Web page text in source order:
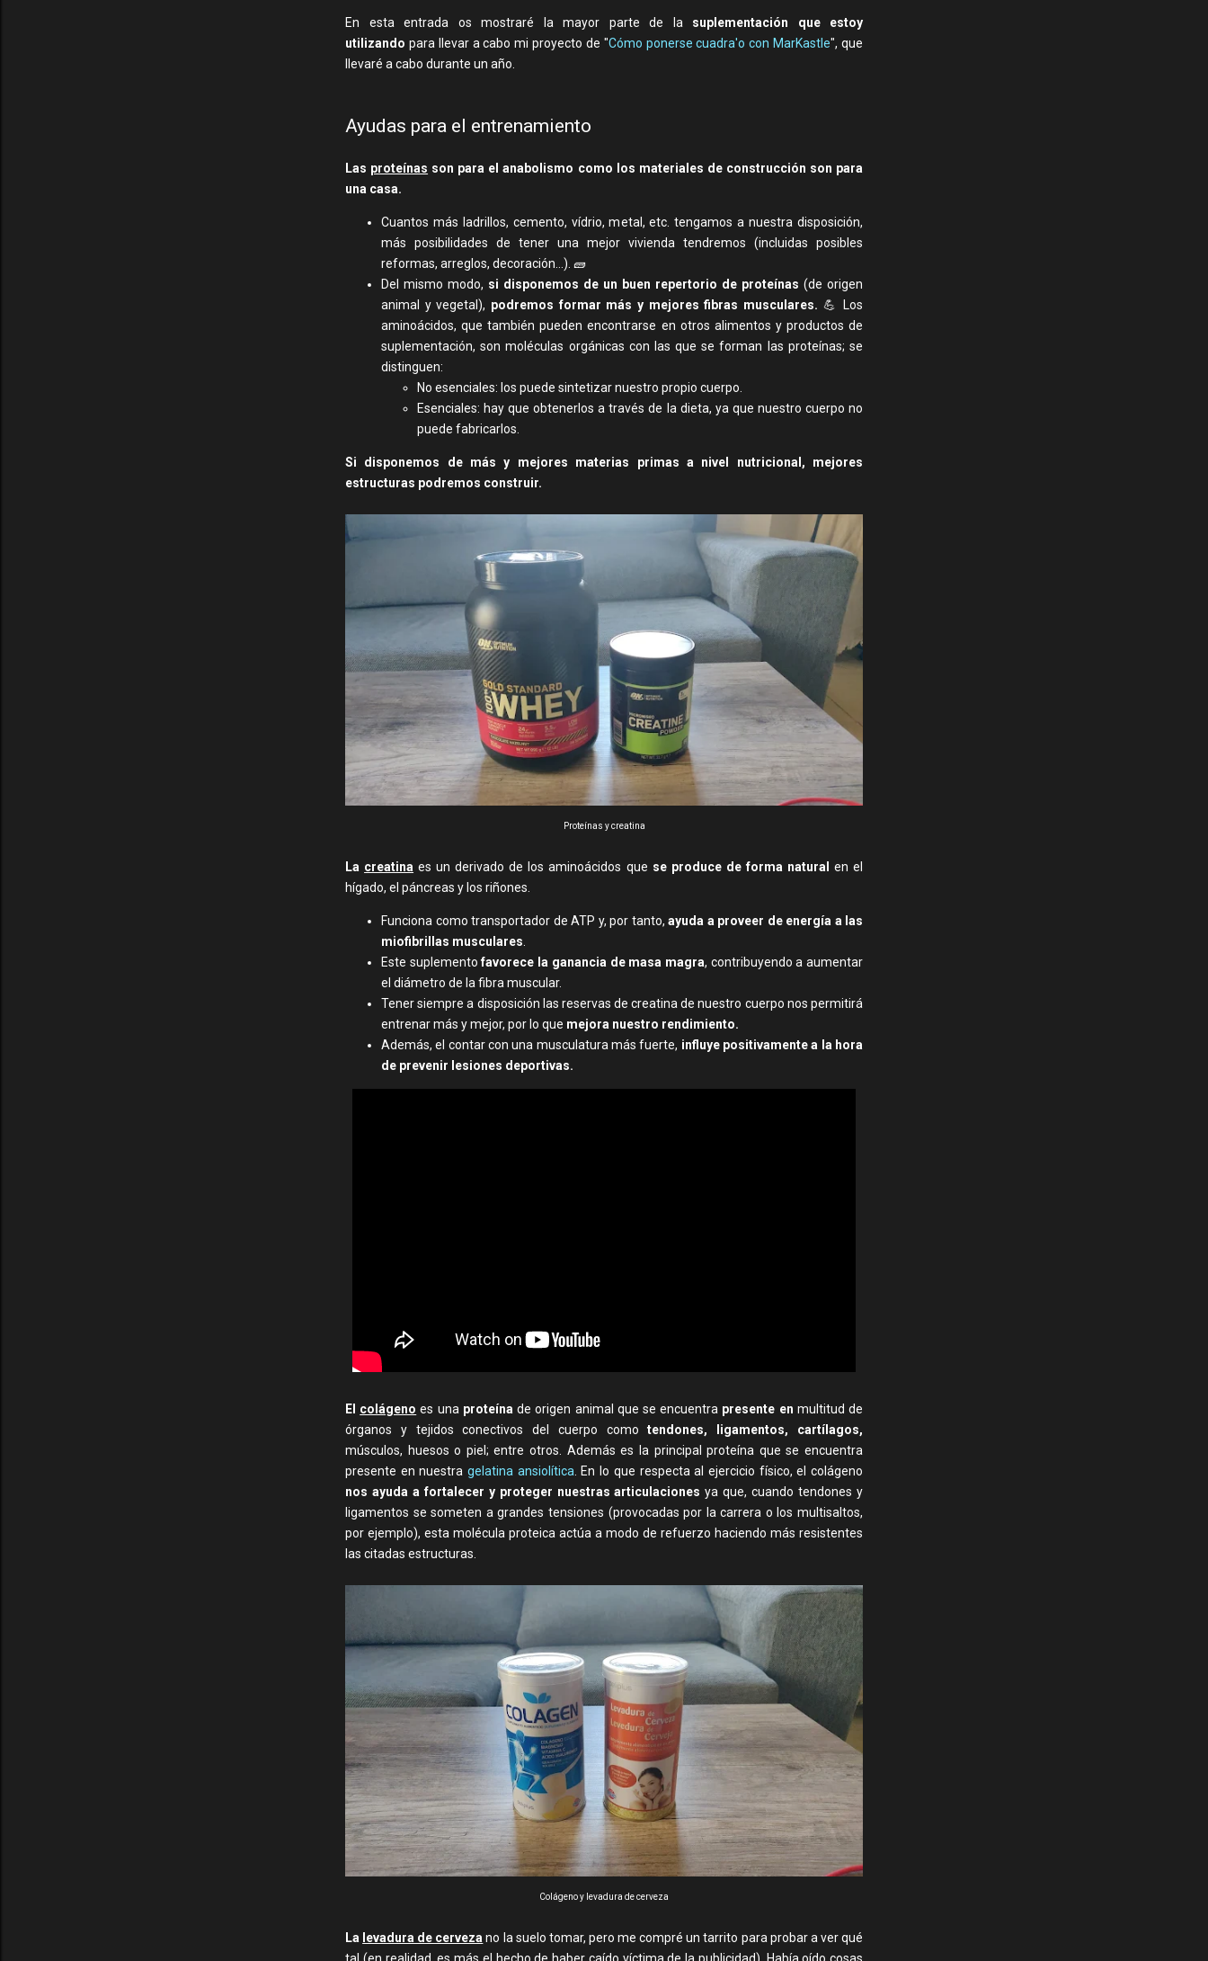
En esta entrada os mostraré la mayor parte de la suplementación que estoy
utilizando para llevar a cabo mi proyecto de "Cómo ponerse cuadra'o con MarKastle", que
llevaré a cabo durante un año.
Ayudas para el entrenamiento
Las proteínas son para el anabolismo como los materiales de construcción son para
una casa.
Cuantos más ladrillos, cemento, vídrio, metal, etc. tengamos a nuestra disposición,
más posibilidades de tener una mejor vivienda tendremos (incluidas posibles
reformas, arreglos, decoración...). 🧱
Del mismo modo, si disponemos de un buen repertorio de proteínas (de origen
animal y vegetal), podremos formar más y mejores fibras musculares. 💪 Los
aminoácidos, que también pueden encontrarse en otros alimentos y productos de
suplementación, son moléculas orgánicas con las que se forman las proteínas; se
distinguen:
No esenciales: los puede sintetizar nuestro propio cuerpo.
Esenciales: hay que obtenerlos a través de la dieta, ya que nuestro cuerpo no
puede fabricarlos.
Si disponemos de más y mejores materias primas a nivel nutricional, mejores
estructuras podremos construir.
Proteínas y creatina
La creatina es un derivado de los aminoácidos que se produce de forma natural
en el
hígado, el páncreas y los riñones.
Funciona como transportador de ATP y, por tanto, ayuda a proveer de energía a las
miofibrillas musculares
Este suplementofavorece la ganancia de masa magra, contribuyendo a aumentar
el diámetro de la fibra muscular.
Tener siempre a disposición las reservas de creatina de nuestro cuerpo nos permitirá
entrenar más y mejor, por lo que mejora nuestro rendimiento.
Además, el contar con una musculatura más fuerte, influye positivamente a la hora
de prevenir lesiones deportivas.
El colágeno es una proteína de origen animal que se encuentra presente en multitud de
órganos y tejidos conectivos del cuerpo comotendones, ligamentos, cartílagos,
músculos, huesos o piel; entre otros. Además es la principal proteína que se encuentra
presente en nuestragelatina ansiolítica . En lo que respecta al ejercicio físico, el colágeno
nos ayuda a fortalecer y proteger nuestras articulaciones ya que, cuando tendones y
ligamentos se someten a grandes tensiones (provocadas por la carrera o los multisaltos,
por ejemplo), esta molécula proteica actúa a modo de refuerzo haciendo más resistentes
las citadas estructuras.
Colágeno y levadura de cerveza
La levadura de cerveza no la suelo tomar, pero me compré un tarrito para probar a ver qué